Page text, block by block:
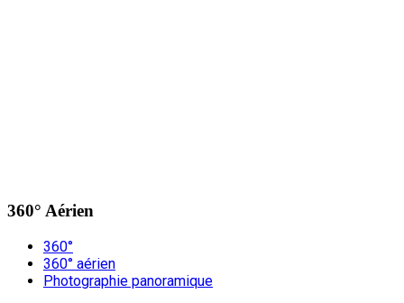
360° Aérien
360°
360° aérien
Photographie panoramique